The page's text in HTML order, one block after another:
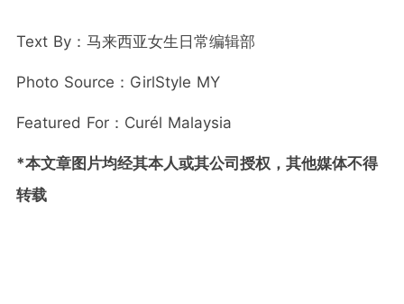
Text By：马来西亚女生日常编辑部
Photo Source：GirlStyle MY
Featured For： Curél Malaysia
*本文章图片均经其本人或其公司授权，其他媒体不得
转载